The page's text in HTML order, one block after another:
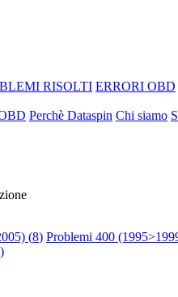
RISOLTI ERRORI OBD
Perchè Dataspin Chi siamo
(8) Problemi 400
)